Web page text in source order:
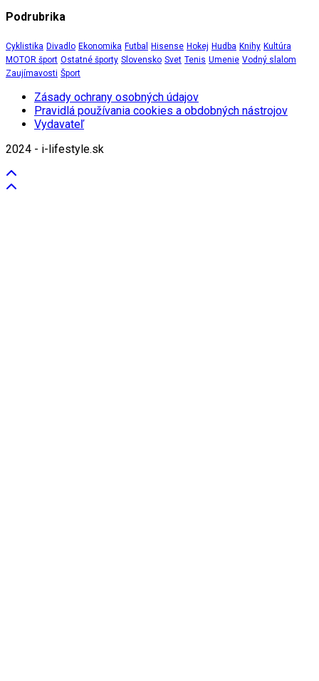
Podrubrika
Cyklistika Divadlo Ekonomika Futbal Hisense Hokej Hudba Knihy Kultúra
MOTOR šport Ostatné športy Slovensko Svet Tenis Umenie Vodný slalom
Zaujímavosti Šport
Zásady ochrany osobných údajov
Pravidlá používania cookies a obdobných nástrojov
Vydavateľ
2024 - i-lifestyle.sk